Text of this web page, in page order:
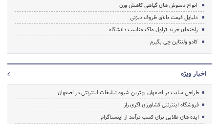
انواع دمنوش های گیاهی کاهش وزن
دلیایل قیمت بالای ظروف دیزنی
راهنمای خرید تراول ماگ مناسب دانشگاه
کادو ولنتاین چی بگیرم
اخبار ویژه
طراحی سایت در اصفهان بهترین شیوه تبلیغات اینترنتی در اصفهان
فروشگاه اینترنتی کشاورزی اگری راز
ایده های طلایی برای کسب درآمد از اینستاگرام